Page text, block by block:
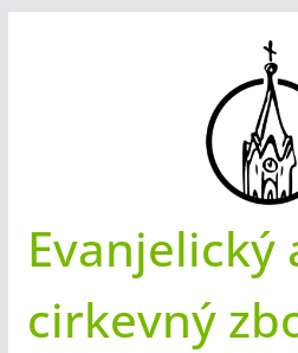
Evanjelický
cirkevný